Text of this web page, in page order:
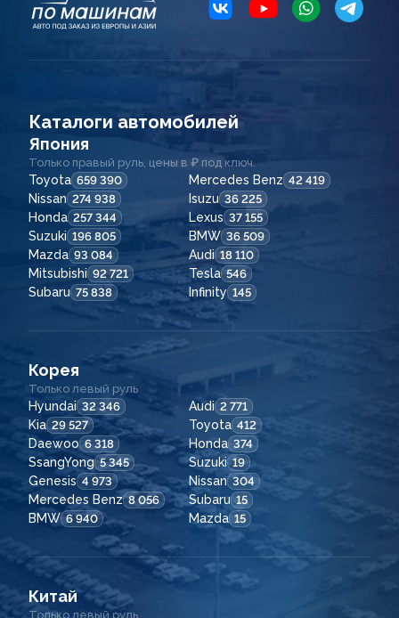
Каталоги автомобилей
Япония
Только правый руль, цены в ₽ под ключ.
Toyota 659 390 Mercedes Benz 42 419
Nissan 274 938 Isuzu 36 225
Honda 257 344 Lexus 37 155
Suzuki 196 805 BMW 36 509
Mazda 93 084 Audi 18 110
Mitsubishi 92 721 Tesla 546
Subaru 75 838 Infinity 145
Корея
Только левый руль
Hyundai 32 346 Audi 2 771
Kia 29 527 Toyota 412
Daewoo 6 318 Honda 374
SsangYong 5 345 Suzuki 19
Genesis 4 973 Nissan 304
Mercedes Benz 8 056 Subaru 15
BMW 6 940 Mazda 15
Китай
Только левый руль